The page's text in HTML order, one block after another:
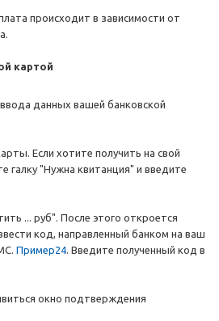
происходит в зависимости от
картой
данных вашей банковской
Если хотите получить на свой
галку "Нужна квитанция" и введите
... руб". После этого откроется
код, направленный банком на ваш
Пример24. Введите полученный код в
окно подтверждения